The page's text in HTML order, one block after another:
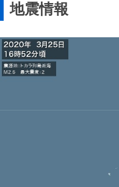
地震情報